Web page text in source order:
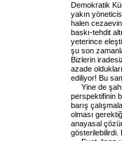
Demokratik
yakın
halen
baskı-tehdit
yeterince
şu son
Bizlerin
azade
ediliyor! Bu
Yine de
perspektifinin
barış
olması
anayasal
gösterilebilirdi.